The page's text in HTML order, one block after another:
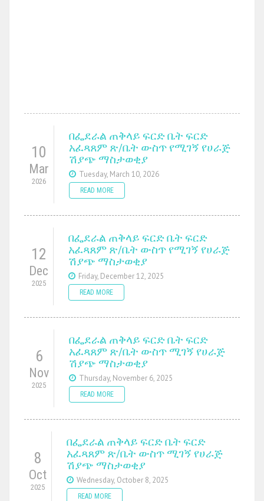
10
Mar
2026
በፌደራል ጠቅላይ ፍርድ ቤት ፍርድ
አፈጻጸም ጽ/ቤት ውስጥ የሚገኝ የሀራጅ
ሽያጭ ማስታወቂያ
Tuesday, March 10, 2026
READ MORE
12
Dec
2025
በፌደራል ጠቅላይ ፍርድ ቤት ፍርድ
አፈጻጸም ጽ/ቤት ውስጥ የሚገኝ የሀራጅ
ሽያጭ ማስታወቂያ
Friday, December 12, 2025
READ MORE
6
Nov
2025
በፌደራል ጠቅላይ ፍርድ ቤት ፍርድ
አፈጻጸም ጽ/ቤት ውስጥ ሚገኝ የሀራጅ
ሽያጭ ማስታወቂያ
Thursday, November 6, 2025
READ MORE
8
Oct
2025
በፌደራል ጠቅላይ ፍርድ ቤት ፍርድ
አፈጻጸም ጽ/ቤት ውስጥ ሚገኝ የሀራጅ
ሽያጭ ማስታወቂያ
Wednesday, October 8, 2025
READ MORE